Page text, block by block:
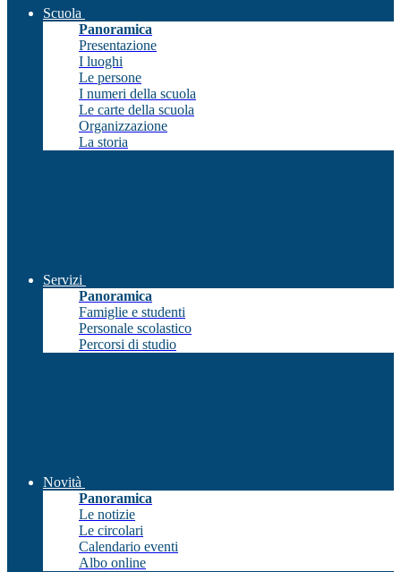
Scuola
Panoramica
Presentazione
I luoghi
Le persone
I numeri della scuola
Le carte della scuola
Organizzazione
La storia
Servizi
Panoramica
Famiglie e studenti
Personale scolastico
Percorsi di studio
Novità
Panoramica
Le notizie
Le circolari
Calendario eventi
Albo online